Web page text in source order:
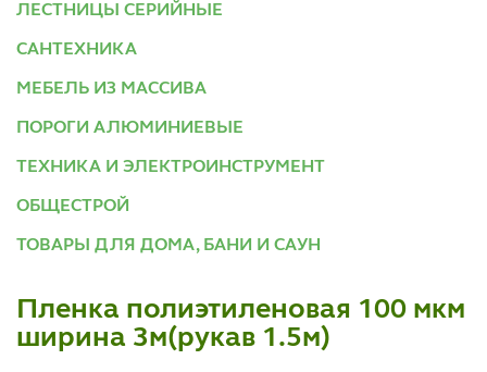
ЛЕСТНИЦЫ СЕРИЙНЫЕ
САНТЕХНИКА
МЕБЕЛЬ ИЗ МАССИВА
ПОРОГИ АЛЮМИНИЕВЫЕ
ТЕХНИКА И ЭЛЕКТРОИНСТРУМЕНТ
ОБЩЕСТРОЙ
ТОВАРЫ ДЛЯ ДОМА, БАНИ И САУН
Пленка полиэтиленовая 100 мкм
ширина 3м(рукав 1.5м)